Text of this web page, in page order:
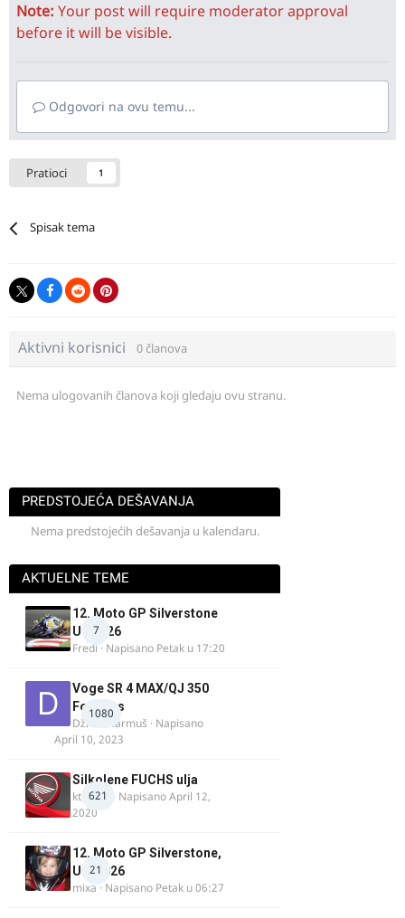
Note: Your post will require moderator approval
before it will be visible.
Odgovori na ovu temu...
Pratioci 1
Spisak tema
Aktivni korisnici 0 članova
Nema ulogovanih članova koji gledaju ovu stranu.
PREDSTOJEĆA DEŠAVANJA
Nema predstojećih dešavanja u kalendaru.
AKTUELNE TEME
7
12. Moto GP Silverstone
UK 2026
Fredi · Napisano Petak u 17:20
1080
Voge SR 4 MAX/QJ 350
Fortress
Džim Džarmuš · Napisano
April 10, 2023
621
Silkolene FUCHS ulja
ktm600 · NapisanoApril 12,
2020
21
12. Moto GP Silverstone,
UK, 2026
mixa · Napisano Petak u 06:27